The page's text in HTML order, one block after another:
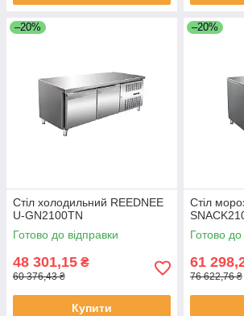
–20%
Стіл холодильний REEDNEE
U-GN2100TN
Готово до відправки
48 301,15 ₴
60 376,43 ₴
Купити
–20%
Стіл
Готово до
61
76 622,76 ₴